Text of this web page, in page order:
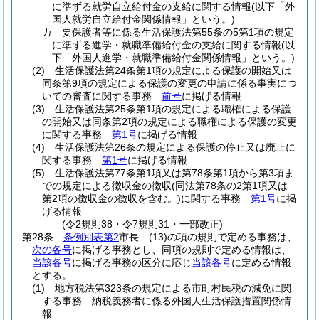
に準ずる就労自立給付金の支給に関する情報(以下「外
国人就労自立給付金関係情報」という。)
カ
要保護者等に係る生活保護法第55条の5第1項の規定
に準ずる進学・就職準備給付金の支給に関する情報(以
下「外国人進学・就職準備給付金関係情報」という。)
(2)
生活保護法第24条第1項の規定による保護の開始又は
同条第9項の規定による保護の変更の申請に係る事実につ
いての審査に関する事務 前号に掲げる情報
(3)
生活保護法第25条第1項の規定による職権による保護
の開始又は同条第2項の規定による職権による保護の変更
に関する事務 第1号に掲げる情報
(4)
生活保護法第26条の規定による保護の停止又は廃止に
関する事務 第1号に掲げる情報
(5)
生活保護法第77条第1項又は第78条第1項から第3項ま
での規定による徴収金の徴収(同法第78条の2第1項又は
第2項の徴収金の徴収を含む。)に関する事務 第1号に掲
げる情報
(令2規則38・令7規則31・一部改正)
第28条
条例別表第2市長 (13)の項の規則で定める事務は、
次の各号に掲げる事務とし、同項の規則で定める情報は、
当該各号に掲げる事務の区分に応じ当該各号に定める情報
とする。
(1)
地方税法第323条の規定による市町村民税の減免に関
する事務 納税義務者に係る外国人生活保護措置関係情
報